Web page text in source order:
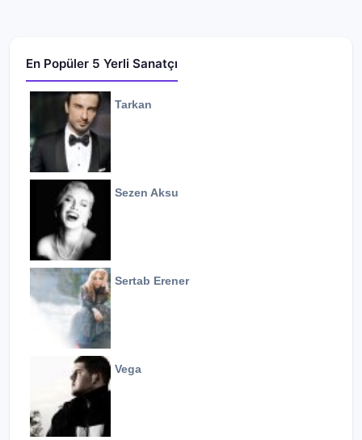
En Popüler 5 Yerli Sanatçı
Tarkan
Sezen Aksu
Sertab Erener
Vega